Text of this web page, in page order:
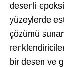
desenli
yüzeylerde
çözümü
bir desen ve